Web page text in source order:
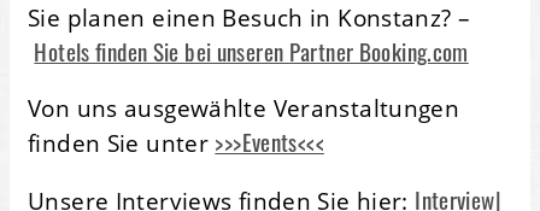
Sie planen einen Besuch in Konstanz? –
Hotels finden Sie bei unseren Partner Booking.com
Von uns ausgewählte Veranstaltungen
finden Sie unter >>>Events<<<
Unsere Interviews finden Sie hier: Interview|